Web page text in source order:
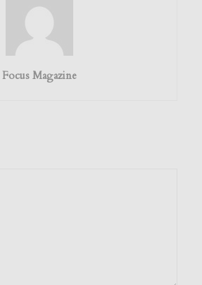
Focus Magazine